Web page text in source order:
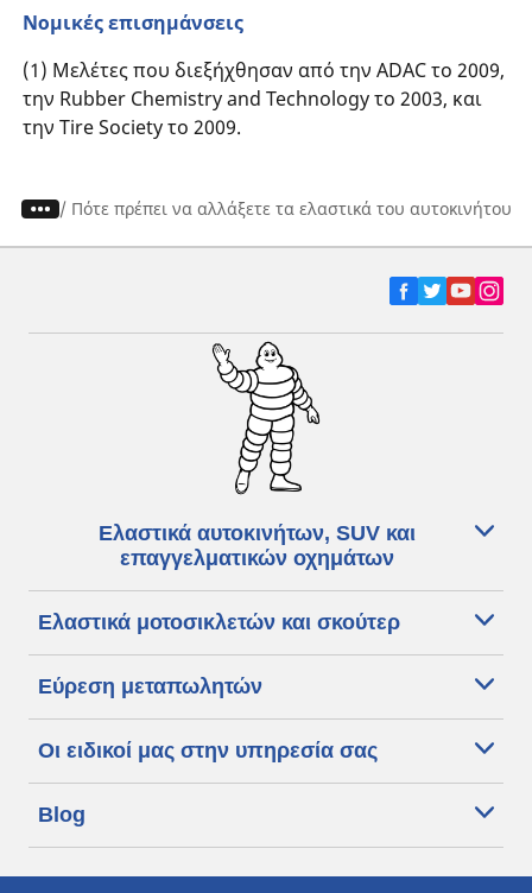
Νομικές επισημάνσεις
(1) Μελέτες που διεξήχθησαν από την ADAC το 2009,
την Rubber Chemistry and Technology το 2003, και
την Tire Society το 2009.
/ Πότε πρέπει να αλλάξετε τα ελαστικά του αυτοκινήτου
Ελαστικά αυτοκινήτων, SUV και
επαγγελματικών οχημάτων
Ελαστικά μοτοσικλετών και σκούτερ
Εύρεση μεταπωλητών
Οι ειδικοί μας στην υπηρεσία σας
Blog